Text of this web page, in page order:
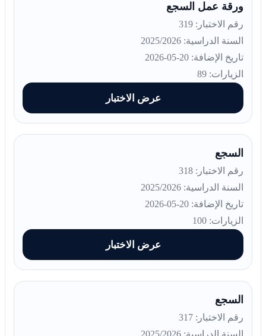
ورقة عمل السجع
رقم الاختبار: 319
السنة الدراسية: 2025/2026
تاريخ الإضافة: 20-05-2026
الزيارات: 89
عرض الاختبار
السجع
رقم الاختبار: 318
السنة الدراسية: 2025/2026
تاريخ الإضافة: 20-05-2026
الزيارات: 100
عرض الاختبار
السجع
رقم الاختبار: 317